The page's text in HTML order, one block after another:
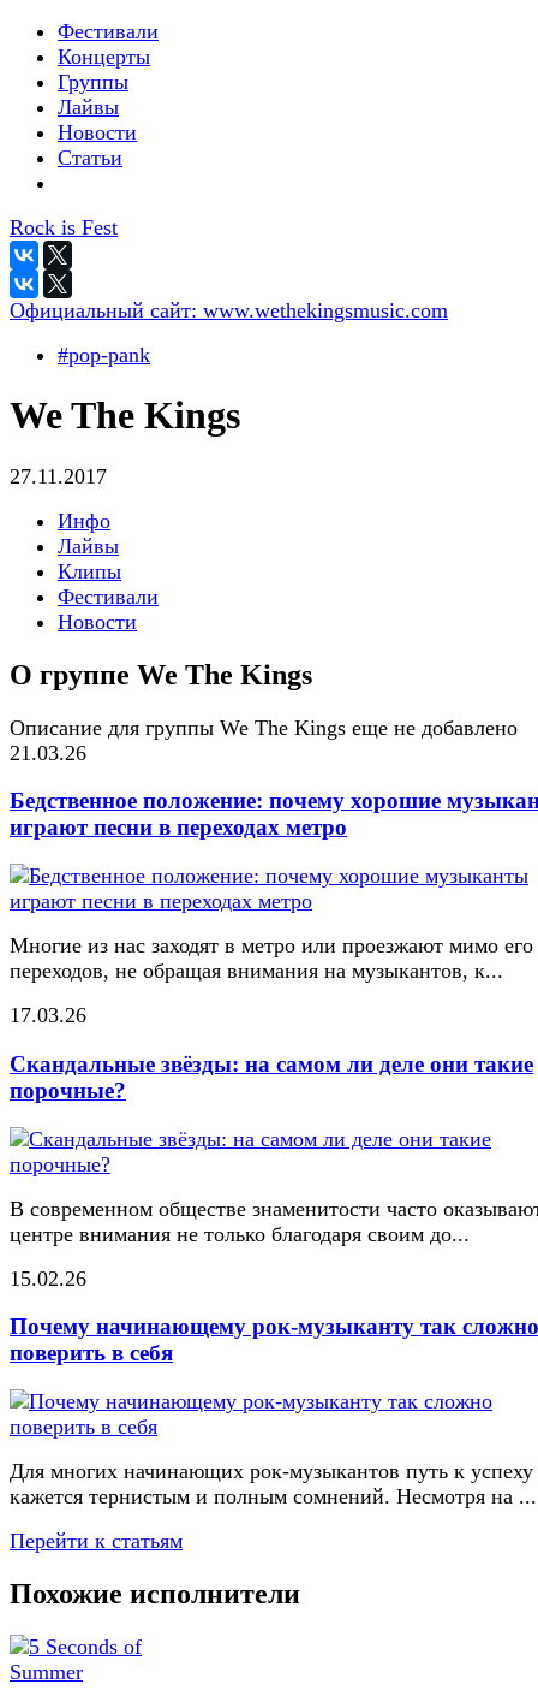
Фестивали
Концерты
Группы
Лайвы
Новости
Статьи
Rock is Fest
Официальный сайт: www.wethekingsmusic.com
#pop-pank
We The Kings
27.11.2017
Инфо
Лайвы
Клипы
Фестивали
Новости
О группе We The Kings
Описание для группы We The Kings еще не добавлено
21.03.26
Бедственное положение: почему хорошие
играют песни в переходах метро
Многие из нас заходят в метро или проезжают мимо его
переходов, не обращая внимания на музыкантов, к...
17.03.26
Скандальные звёзды: на самом ли деле они такие
порочные?
В современном обществе знаменитости часто
центре внимания не только благодаря своим до...
15.02.26
Почему начинающему рок-музыканту так сложно
поверить в себя
Для многих начинающих рок-музыкантов путь к успеху
кажется тернистым и полным сомнений. Несмотря на ...
Перейти к статьям
Похожие исполнители